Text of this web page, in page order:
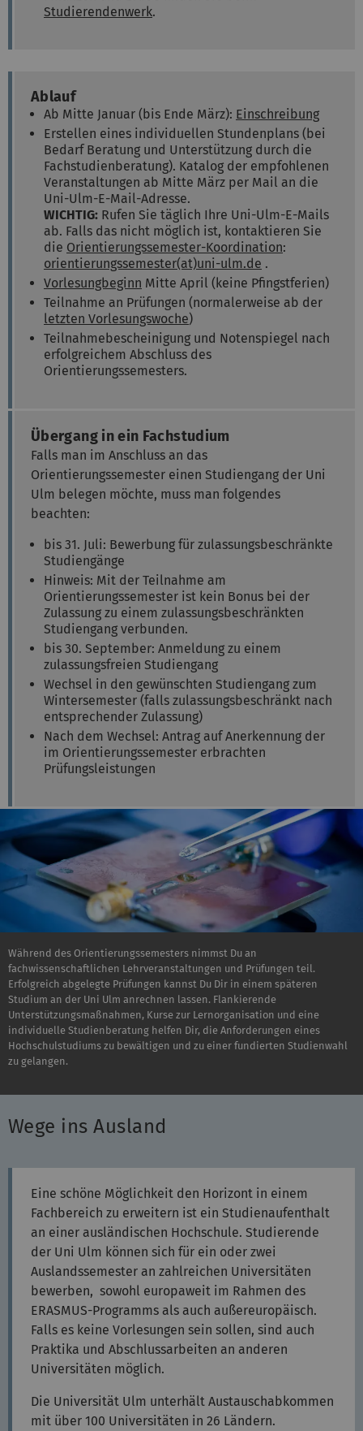
Studierendenwerk.
Ablauf
Ab Mitte Januar (bis Ende März): Einschreibung
Erstellen eines individuellen Stundenplans (bei
Bedarf Beratung und Unterstützung durch die
Fachstudienberatung). Katalog der empfohlenen
Veranstaltungen ab Mitte März per Mail an die
Uni-Ulm-E-Mail-Adresse.
WICHTIG: Rufen Sie täglich Ihre Uni-Ulm-E-Mails
ab. Falls das nicht möglich ist, kontaktieren Sie
die Orientierungssemester-Koordination:
orientierungssemester(at)uni-ulm.de .
Vorlesungbeginn Mitte April (keine Pfingstferien)
Teilnahme an Prüfungen (normalerweise ab der
letzten Vorlesungswoche)
Teilnahmebescheinigung und Notenspiegel nach
erfolgreichem Abschluss des
Orientierungssemesters.
Übergang in ein Fachstudium
Falls man im Anschluss an das
Orientierungssemester einen Studiengang der Uni
Ulm belegen möchte, muss man folgendes
beachten:
bis 31. Juli: Bewerbung für zulassungsbeschränkte
Studiengänge
Hinweis: Mit der Teilnahme am
Orientierungssemester ist kein Bonus bei der
Zulassung zu einem zulassungsbeschränkten
Studiengang verbunden.
bis 30. September: Anmeldung zu einem
zulassungsfreien Studiengang
Wechsel in den gewünschten Studiengang zum
Wintersemester (falls zulassungsbeschränkt nach
entsprechender Zulassung)
Nach dem Wechsel: Antrag auf Anerkennung der
im Orientierungssemester erbrachten
Prüfungsleistungen
Während des Orientierungssemesters nimmst Du an
fachwissenschaftlichen Lehrveranstaltungen und Prüfungen teil.
Erfolgreich abgelegte Prüfungen kannst Du Dir in einem späteren
Studium an der Uni Ulm anrechnen lassen. Flankierende
Unterstützungsmaßnahmen, Kurse zur Lernorganisation und eine
individuelle Studienberatung helfen Dir, die Anforderungen eines
Hochschulstudiums zu bewältigen und zu einer fundierten Studienwahl
zu gelangen.
Wege ins Ausland
Eine schöne Möglichkeit den Horizont in einem
Fachbereich zu erweitern ist ein Studienaufenthalt
an einer ausländischen Hochschule. Studierende
der Uni Ulm können sich für ein oder zwei
Auslandssemester an zahlreichen Universitäten
bewerben, sowohl europaweit im Rahmen des
ERASMUS-Programms als auch außereuropäisch.
Falls es keine Vorlesungen sein sollen, sind auch
Praktika und Abschlussarbeiten an anderen
Universitäten möglich.
Die Universität Ulm unterhält Austauschabkommen
mit über 100 Universitäten in 26 Ländern.